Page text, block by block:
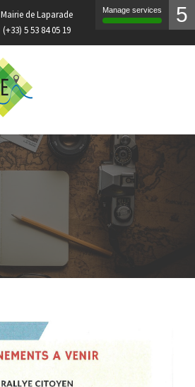
Mairie de Laparade
(+33) 5 53 84 05 19
Manage services 5